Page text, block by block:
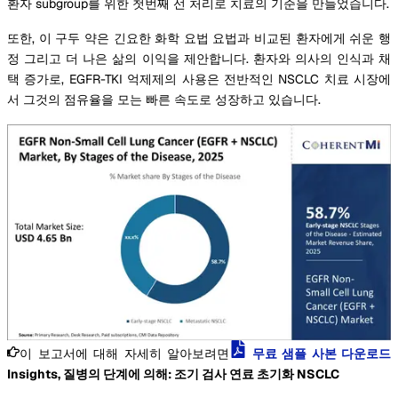
또한, 이 구두 약은 긴요한 화학 요법 요법과 비교된 환자에게 쉬운 행
정 그리고 더 나은 삶의 이익을 제안합니다. 환자와 의사의 인식과 채
택 증가로, EGFR-TKI 억제제의 사용은 전반적인 NSCLC 치료 시장에
서 그것의 점유율을 모는 빠른 속도로 성장하고 있습니다.
이 보고서에 대해 자세히 알아보려면
무료 샘플 사본 다운로드
Insights, 질병의 단계에 의해: 조기 검사 연료 초기화 NSCLC